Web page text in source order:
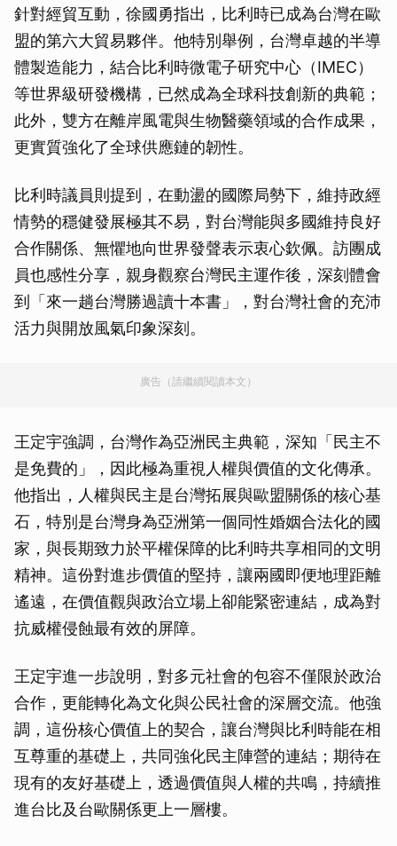
針對經貿互動，徐國勇指出，比利時已成為台灣在歐
盟的第六大貿易夥伴。他特別舉例，台灣卓越的半導
體製造能力，結合比利時微電子研究中心（IMEC）
等世界級研發機構，已然成為全球科技創新的典範；
此外，雙方在離岸風電與生物醫藥領域的合作成果，
更實質強化了全球供應鏈的韌性。
比利時議員則提到，在動盪的國際局勢下，維持政經
情勢的穩健發展極其不易，對台灣能與多國維持良好
合作關係、無懼地向世界發聲表示衷心欽佩。訪團成
員也感性分享，親身觀察台灣民主運作後，深刻體會
到「來一趟台灣勝過讀十本書」，對台灣社會的充沛
活力與開放風氣印象深刻。
廣告（請繼續閱讀本文）
王定宇強調，台灣作為亞洲民主典範，深知「民主不
是免費的」，因此極為重視人權與價值的文化傳承。
他指出，人權與民主是台灣拓展與歐盟關係的核心基
石，特別是台灣身為亞洲第一個同性婚姻合法化的國
家，與長期致力於平權保障的比利時共享相同的文明
精神。這份對進步價值的堅持，讓兩國即便地理距離
遙遠，在價值觀與政治立場上卻能緊密連結，成為對
抗威權侵蝕最有效的屏障。
王定宇進一步說明，對多元社會的包容不僅限於政治
合作，更能轉化為文化與公民社會的深層交流。他強
調，這份核心價值上的契合，讓台灣與比利時能在相
互尊重的基礎上，共同強化民主陣營的連結；期待在
現有的友好基礎上，透過價值與人權的共鳴，持續推
進台比及台歐關係更上一層樓。